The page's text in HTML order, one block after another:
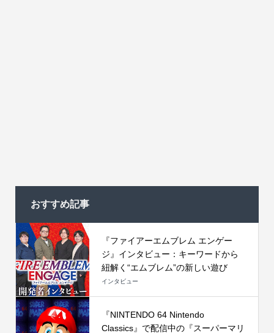
おすすめ記事
『ファイアーエムブレム エンゲー
ジ』インタビュー：キーワードから
紐解く“エムブレム”の新しい遊び
インタビュー
『NINTENDO 64 Nintendo
Classics』で配信中の『スーパーマリ